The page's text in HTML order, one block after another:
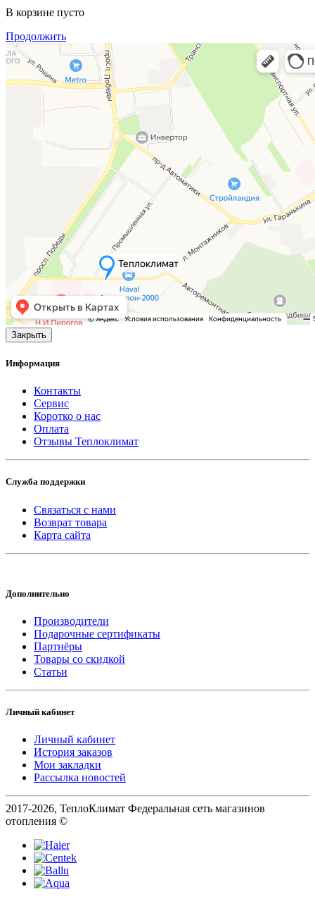
В корзине пусто
Продолжить
Закрыть
Информация
Контакты
Сервис
Коротко о нас
Оплата
Отзывы Теплоклимат
Служба поддержки
Связаться с нами
Возврат товара
Карта сайта
Дополнительно
Производители
Подарочные сертификаты
Партнёры
Товары со скидкой
Статьи
Личный кабинет
Личный кабинет
История заказов
Мои закладки
Рассылка новостей
2017-2026, ТеплоКлимат Федеральная сеть магазинов
отопления ©